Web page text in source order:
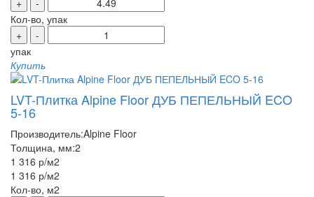
+
-
Кол-во, упак
+
-
упак
Купить
LVT-Плитка Alpine Floor ДУБ ПЕПЕЛЬНЫЙ ECO
5-16
Производитель:Alpine Floor
Толщина, мм:2
1 316 р/м2
1 316 р/м2
Кол-во, м2